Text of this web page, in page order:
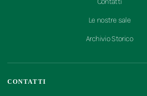
Le nostre sale
Archivio Storico
CONTATTI